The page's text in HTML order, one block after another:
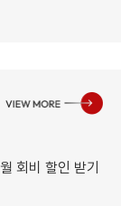
회비 할인 받기